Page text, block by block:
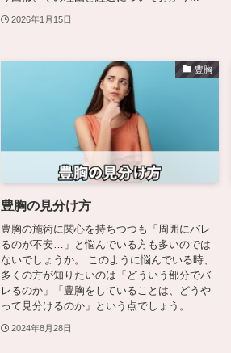
2026年1月15日
豊胸
豊胸の見分け方
豊胸の施術に関心を持ちつつも「周囲にバレ
るのが不安…」と悩んでいる方も多いのでは
ないでしょうか。 このように悩んでいる時、
多くの方が知りたいのは「どういう部分でバ
レるのか」「豊胸をしていることは、どうや
って見分けるのか」という点でしょう。 ...
2024年8月28日